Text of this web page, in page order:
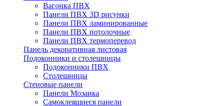
Вагонка ПВХ
Панели ПВХ 3D рисунки
Панели ПВХ ламинированные
Панели ПВХ потолочные
Панели ПВХ термоперевод
Панель декоративная листовая
Подоконники и столешницы
Подоконники ПВХ
Столешницы
Стеновые панели
Панели Мозаика
Самоклеящиеся панели